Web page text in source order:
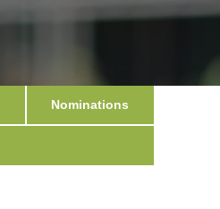
Nominations